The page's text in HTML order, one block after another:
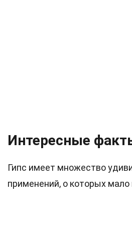
Интересные
Гипс имеет множество
применений, о которых мало